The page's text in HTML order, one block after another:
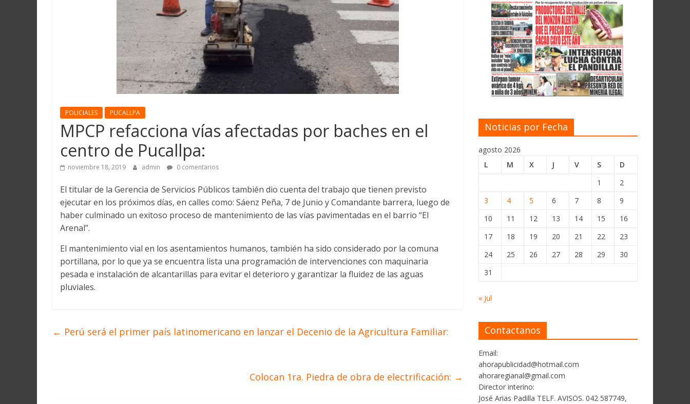
POLICIALES PUCALLPA
MPCP refacciona vías afectadas por baches en el
centro de Pucallpa:
noviembre 18, 2019 admin 0 comentarios
El titular de la Gerencia de Servicios Públicos también dio cuenta del trabajo que tienen previsto
ejecutar en los próximos días, en calles como: Sáenz Peña, 7 de Junio y Comandante barrera, luego de
haber culminado un exitoso proceso de mantenimiento de las vías pavimentadas en el barrio “El
Arenal”.
El mantenimiento vial en los asentamientos humanos, también ha sido considerado por la comuna
portillana, por lo que ya se encuentra lista una programación de intervenciones con maquinaria
pesada e instalación de alcantarillas para evitar el deterioro y garantizar la fluidez de las aguas
pluviales.
← Perú será el primer país latinomericano en lanzar el Decenio de la Agricultura Familiar:
Colocan 1ra. Piedra de obra de electrificación: →
Noticias por Fecha
agosto 2026
L
M X J V S
D
1
2
3
4 5 6 7 8
9
10
11 12 13 14 15
16
17
18 19 20 21 22
23
24
25 26 27 28 29
30
31
« Jul
Contactanos
Email:
ahorapublicidad@hotmail.com
ahoraregianal@gmail.com
Director interino:
José Arias Padilla TELF. AVISOS. 042 587749,